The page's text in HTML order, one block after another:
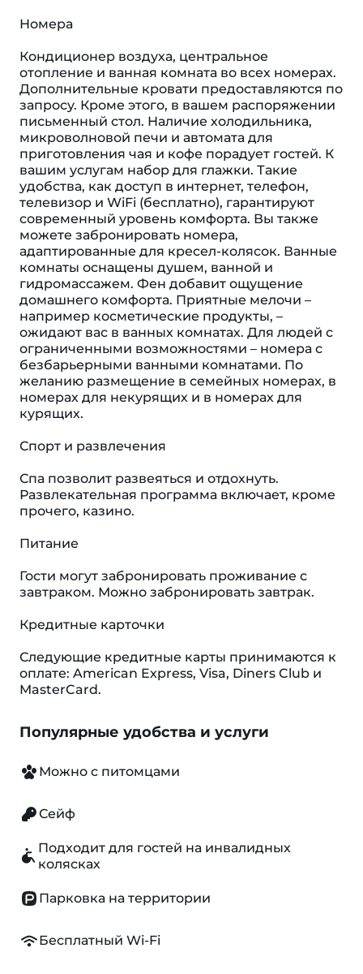
Номера
Кондиционер воздуха, центральное
отопление и ванная комната во всех номерах.
Дополнительные кровати предоставляются по
запросу. Кроме этого, в вашем распоряжении
письменный стол. Наличие холодильника,
микроволновой печи и автомата для
приготовления чая и кофе порадует гостей. К
вашим услугам набор для глажки. Такие
удобства, как доступ в интернет, телефон,
телевизор и WiFi (бесплатно), гарантируют
современный уровень комфорта. Вы также
можете забронировать номера,
адаптированные для кресел-колясок. Ванные
комнаты оснащены душем, ванной и
гидромассажем. Фен добавит ощущение
домашнего комфорта. Приятные мелочи –
например косметические продукты, –
ожидают вас в ванных комнатах. Для людей с
ограниченными возможностями – номера с
безбарьерными ванными комнатами. По
желанию размещение в семейных номерах, в
номерах для некурящих и в номерах для
курящих.
Спорт и развлечения
Спа позволит развеяться и отдохнуть.
Развлекательная программа включает, кроме
прочего, казино.
Питание
Гости могут забронировать проживание с
завтраком. Можно забронировать завтрак.
Кредитные карточки
Следующие кредитные карты принимаются к
оплате: American Express, Visa, Diners Club и
MasterCard.
Популярные удобства и услуги
Можно с питомцами
Сейф
Подходит для гостей на инвалидных
колясках
Парковка на территории
Бесплатный Wi-Fi